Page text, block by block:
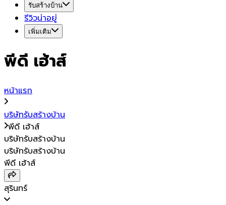
รับสร้างบ้าน
รีวิวน่าอยู่
เพิ่มเติม
พีดี เฮ้าส์
หน้าแรก
บริษัทรับสร้างบ้าน
พีดี เฮ้าส์
บริษัทรับสร้างบ้าน
บริษัทรับสร้างบ้าน
พีดี เฮ้าส์
สุรินทร์